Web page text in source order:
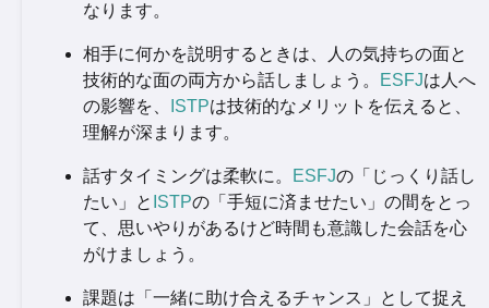
なります。
相手に何かを説明するときは、人の気持ちの面と
技術的な面の両方から話しましょう。
ESFJは人へ
の影響を、
ISTPは技術的なメリットを伝えると、
理解が深まります。
話すタイミングは柔軟に。 ESFJの「じっくり話し
たい」と ISTPの「手短に済ませたい」の間をとっ
て、思いやりがあるけど時間も意識した会話を心
がけましょう。
課題は「一緒に助け合えるチャンス」として捉え